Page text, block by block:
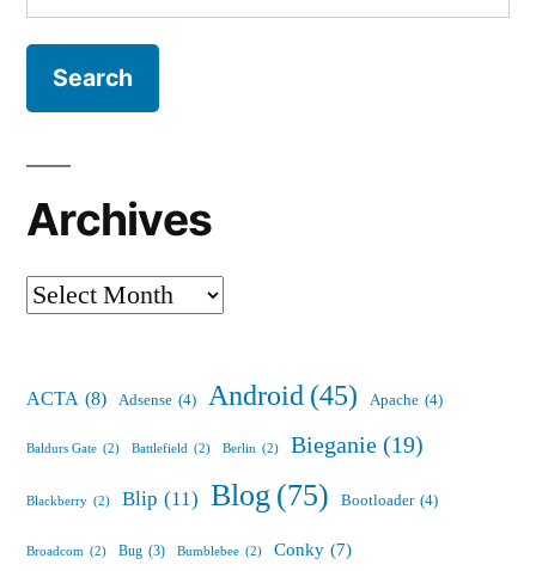
for:
Archives
Archives
ACTA (8) Adsense (4) Android (45) Apache (4)
Baldurs Gate (2) Battlefield (2) Berlin (2) Bieganie (19)
Blackberry (2) Blip (11) Blog(75) Bootloader (4)
Broadcom (2) Bug (3) Bumblebee (2) Conky (7)